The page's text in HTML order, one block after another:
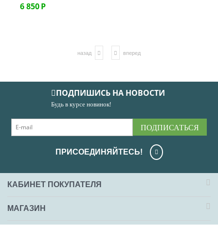
6 850Р
назад вперед
ПОДПИШИСЬ НА НОВОСТИ
Будь в курсе новинок!
ПОДПИСАТЬСЯ
ПРИСОЕДИНЯЙТЕСЬ!
КАБИНЕТ ПОКУПАТЕЛЯ
МАГАЗИН